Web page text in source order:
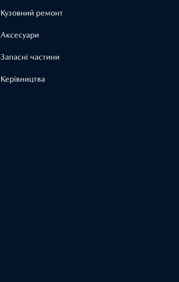
Кузовний ремонт
Аксесуари
Запасні частини
Керівництва